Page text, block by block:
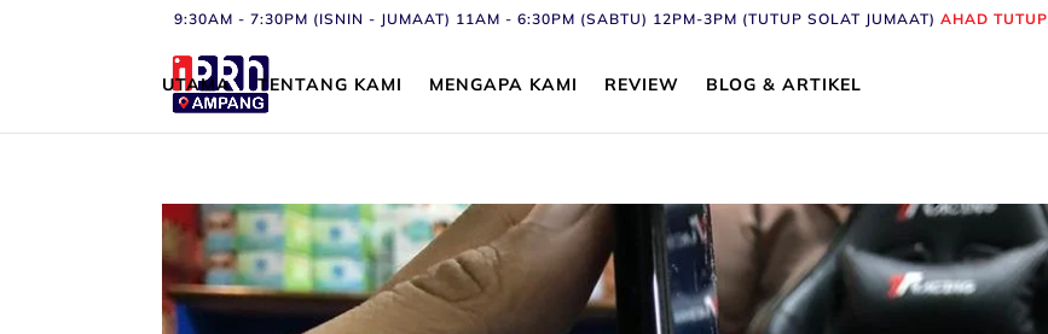
9:30AM - 7:30PM (ISNIN - JUMAAT) 11AM - 6:30PM (SABTU) 12PM-3PM (TUTUP SOLAT JUMAAT)AHAD TUTUP
UTAMA TENTANG KAMI MENGAPA KAMI REVIEW BLOG & ARTIKEL